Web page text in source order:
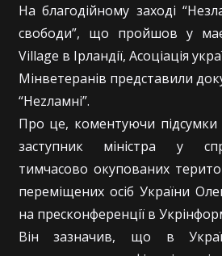
На благодійному заході
свободи”, що пройшов у
Village в Ірландії, Асоціація
Мінветеранів представили
“Неzламні”.
Про це, коментуючи підсумки
заступник міністра у
тимчасово окупованих
переміщених осіб України
на пресконференції в
Він зазначив, що в